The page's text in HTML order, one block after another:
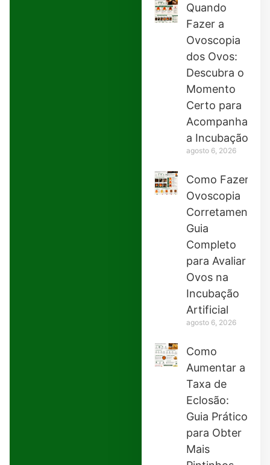
Quando
Fazer a
Ovoscopia
dos Ovos:
Descubra o
Momento
Certo para
Acompanhar
a Incubação
agosto 6, 2026
Como Fazer
Ovoscopia
Corretamente:
Guia
Completo
para Avaliar
Ovos na
Incubação
Artificial
agosto 6, 2026
Como
Aumentar a
Taxa de
Eclosão:
Guia Prático
para Obter
Mais